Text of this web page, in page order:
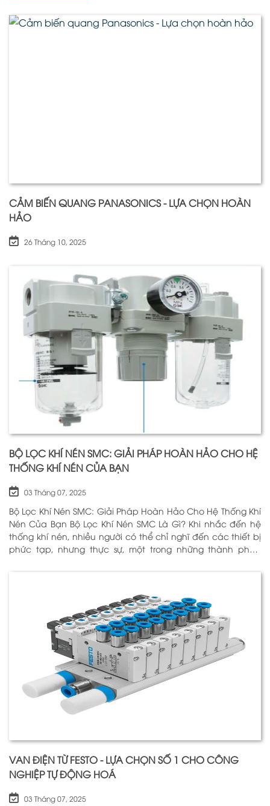
CẢM BIẾN QUANG PANASONICS - LỰA CHỌN HOÀN
HẢO
26 Tháng 10, 2025
BỘ LỌC KHÍ NÉN SMC: GIẢI PHÁP HOÀN HẢO CHO HỆ
THỐNG KHÍ NÉN CỦA BẠN
03 Tháng 07, 2025
Bộ Lọc Khí Nén SMC: Giải Pháp Hoàn Hảo Cho Hệ Thống Khí
Nén Của Bạn Bộ Lọc Khí Nén SMC Là Gì? Khi nhắc đến hệ
thống khí nén, nhiều người có thể chỉ nghĩ đến các thiết bị
phức tạp, nhưng thực sự, một trong những thành phần
VAN ĐIỆN TỪ FESTO - LỰA CHỌN SỐ 1 CHO CÔNG
NGHIỆP TỰ ĐỘNG HOÁ
03 Tháng 07, 2025